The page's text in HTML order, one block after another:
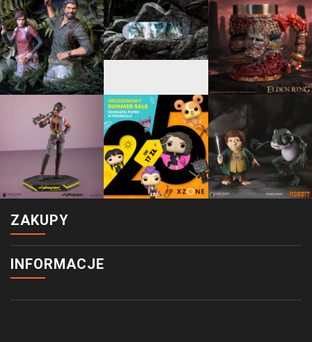
ZAKUPY
INFORMACJE